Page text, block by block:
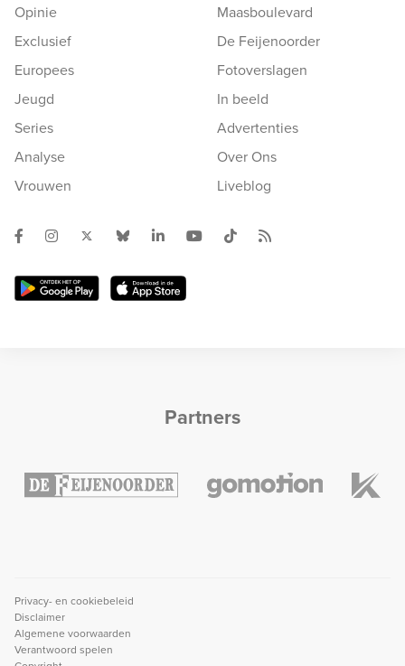
Opinie
Exclusief
Europees
Jeugd
Series
Analyse
Vrouwen
Maasboulevard
De Feijenoorder
Fotoverslagen
In beeld
Advertenties
Over Ons
Liveblog
Partners
Privacy- en cookiebeleid
Disclaimer
Algemene voorwaarden
Verantwoord spelen